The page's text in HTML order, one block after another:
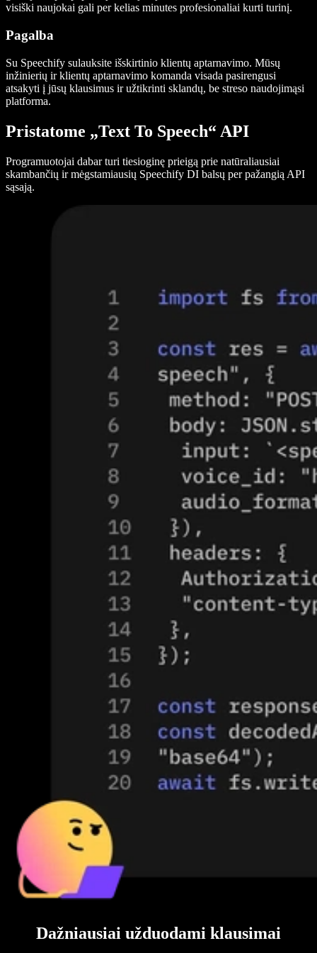
visiški naujokai gali per kelias minutes profesionaliai kurti turinį.
Pagalba
Su Speechify sulauksite išskirtinio klientų aptarnavimo. Mūsų
inžinierių ir klientų aptarnavimo komanda visada pasirengusi
atsakyti į jūsų klausimus ir užtikrinti sklandų, be streso naudojimąsi
platforma.
Pristatome „Text To Speech“ API
Programuotojai dabar turi tiesioginę prieigą prie natūraliausiai
skambančių ir mėgstamiausių Speechify DI balsų per pažangią API
sąsają.
Dažniausiai užduodami klausimai